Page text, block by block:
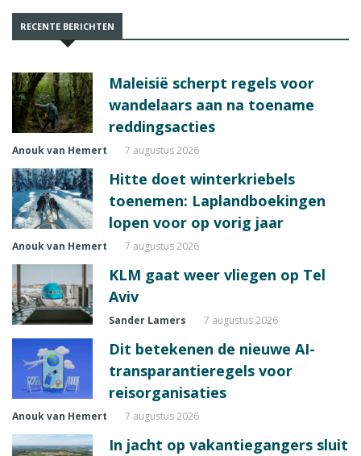
RECENTE BERICHTEN
Maleisië scherpt regels voor
wandelaars aan na toename
reddingsacties
Anouk van Hemert 7 augustus 2026
Hitte doet winterkriebels
toenemen: Laplandboekingen
lopen voor op vorig jaar
Anouk van Hemert 7 augustus 2026
KLM gaat weer vliegen op Tel
Aviv
Sander Lamers 7 augustus 2026
Dit betekenen de nieuwe AI-
transparantieregels voor
reisorganisaties
Anouk van Hemert 7 augustus 2026
In jacht op vakantiegangers sluit